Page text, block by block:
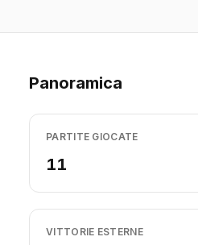
Panoramica
PARTITE GIOCATE
11
VITTORIE ESTERNE